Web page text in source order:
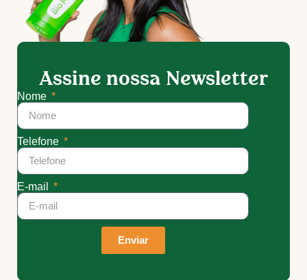
Assine nossa Newsletter
Nome
Telefone
E-mail
Enviar